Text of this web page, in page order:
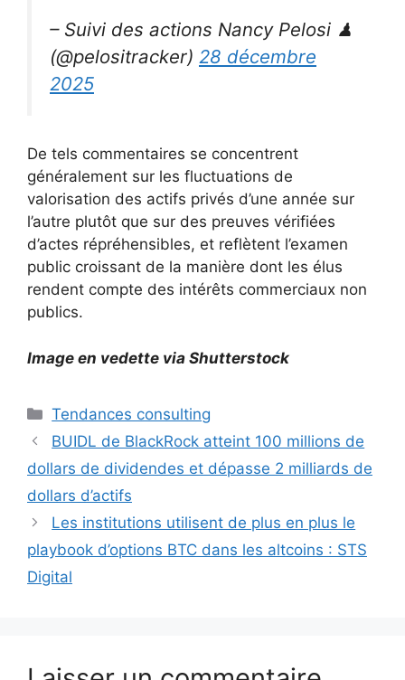
– Suivi des actions Nancy Pelosi ♟
(@pelositracker) 28 décembre
2025
De tels commentaires se concentrent
généralement sur les fluctuations de
valorisation des actifs privés d’une année sur
l’autre plutôt que sur des preuves vérifiées
d’actes répréhensibles, et reflètent l’examen
public croissant de la manière dont les élus
rendent compte des intérêts commerciaux non
publics.
Image en vedette via Shutterstock
Catégories
Tendances consulting
BUIDL de BlackRock atteint 100 millions de
dollars de dividendes et dépasse 2 milliards de
dollars d’actifs
Les institutions utilisent de plus en plus le
playbook d’options BTC dans les altcoins : STS
Digital